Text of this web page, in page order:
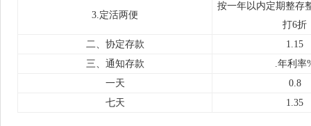
3.定活两便
按一年以内定期整存
打6折
二、协定存款
1.15
三、通知存款
.年利率
一天
0.8
七天
1.35